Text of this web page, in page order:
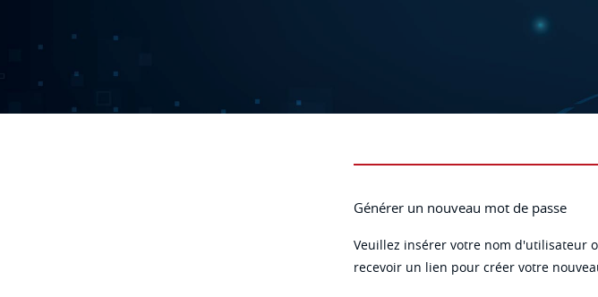
Générer un nouveau mot de passe
Veuillez insérer votre nom d'utilisateur
recevoir un lien pour créer votre